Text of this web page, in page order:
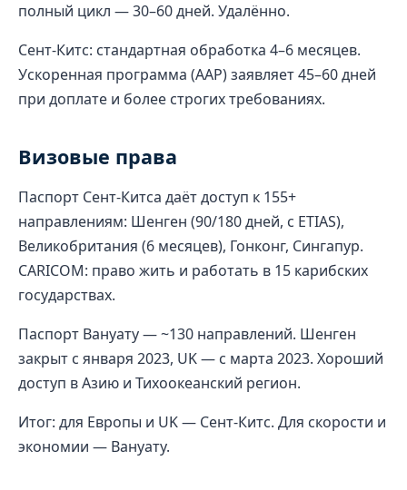
полный цикл — 30–60 дней. Удалённо.
Сент-Китс: стандартная обработка 4–6 месяцев.
Ускоренная программа (AAP) заявляет 45–60 дней
при доплате и более строгих требованиях.
Визовые права
Паспорт Сент-Китса даёт доступ к 155+
направлениям: Шенген (90/180 дней, с ETIAS),
Великобритания (6 месяцев), Гонконг, Сингапур.
CARICOM: право жить и работать в 15 карибских
государствах.
Паспорт Вануату — ~130 направлений. Шенген
закрыт с января 2023, UK — с марта 2023. Хороший
доступ в Азию и Тихоокеанский регион.
Итог: для Европы и UK — Сент-Китс. Для скорости и
экономии — Вануату.